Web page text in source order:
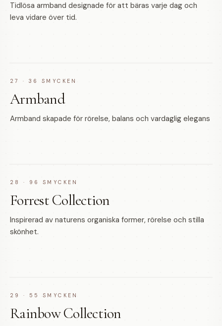
Tidlösa armband designade för att bäras varje dag och
leva vidare över tid.
27 · 36 SMYCKEN
Armband
Armband skapade för rörelse, balans och vardaglig elegans
28 · 96 SMYCKEN
Forrest Collection
Inspirerad av naturens organiska former, rörelse och stilla
skönhet.
29 · 55 SMYCKEN
Rainbow Collection